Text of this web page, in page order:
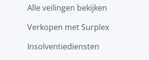
Alle veilingen bekijken
Verkopen met Surplex
Insolventiediensten